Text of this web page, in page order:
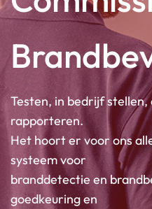
Testen, in bedrijf
rapporteren.
Het hoort er voor ons
systeem voor
branddetectie en
goedkeuring en